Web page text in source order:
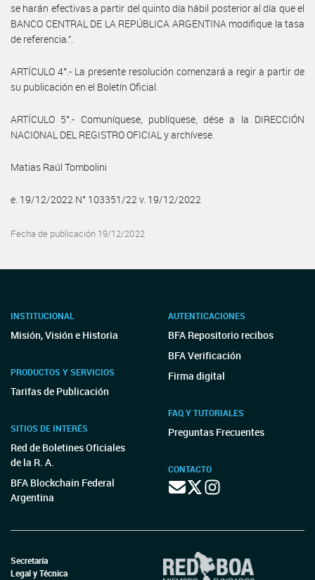
se harán efectivas a partir del quinto día hábil posterior al día que el
BANCO CENTRAL DE LA REPÚBLICA ARGENTINA modifique la tasa
de referencia.”.
ARTÍCULO 4°.- La presente resolución comenzará a regir a partir de
su publicación en el Boletín Oficial.
ARTÍCULO 5°.- Comuníquese, publíquese, dése a la DIRECCIÓN
NACIONAL DEL REGISTRO OFICIAL y archívese.
Matias Raúl Tombolini
e. 19/12/2022 N° 103351/22 v. 19/12/2022
Fecha de publicación 19/12/2022
INSTITUCIONAL
Misión, Visión e Historia
PRODUCTOS Y SERVICIOS
Tarifas de Publicación
SITIOS DE INTERÉS
Red de Boletines Oficiales
de la R. A.
BFA Blockchain Federal
Argentina
AUTENTICACIONES
BFA Repositorio recibos
BFA Verificación
Firma digital
FAQ Y TUTORIALES
Preguntas Frecuentes
CONTACTO
Secretaría
Legal y Técnica